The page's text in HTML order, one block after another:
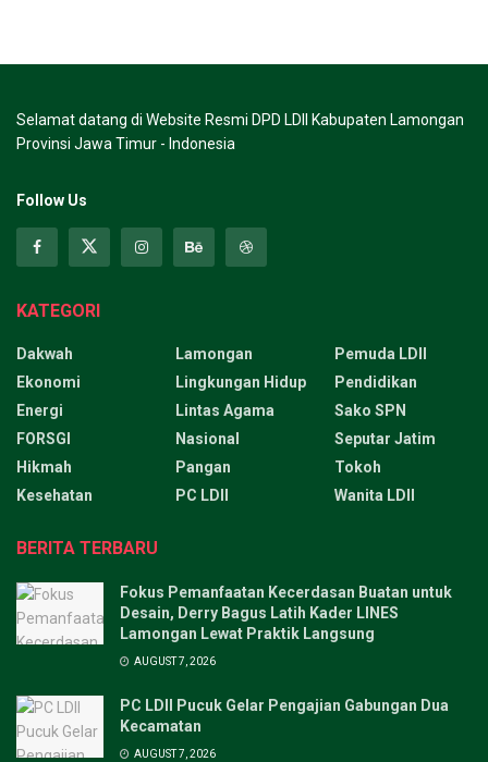
Selamat datang di Website Resmi DPD LDII Kabupaten Lamongan
Provinsi Jawa Timur - Indonesia
Follow Us
KATEGORI
Dakwah
Ekonomi
Energi
FORSGI
Hikmah
Kesehatan
Lamongan
Lingkungan Hidup
Lintas Agama
Nasional
Pangan
PC LDII
Pemuda LDII
Pendidikan
Sako SPN
Seputar Jatim
Tokoh
Wanita LDII
BERITA TERBARU
Fokus Pemanfaatan Kecerdasan Buatan untuk
Desain, Derry Bagus Latih Kader LINES
Lamongan Lewat Praktik Langsung
AUGUST 7, 2026
PC LDII Pucuk Gelar Pengajian Gabungan Dua
Kecamatan
AUGUST 7, 2026